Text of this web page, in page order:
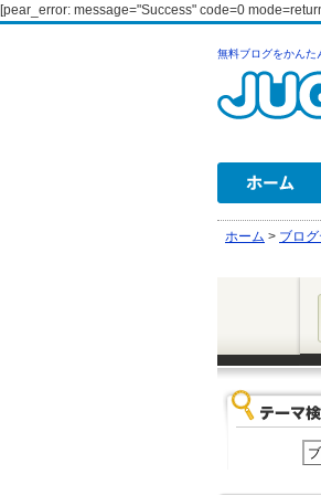
[pear_error: message="Success" code=0
無料ブログをかんた
ホーム > ブロ